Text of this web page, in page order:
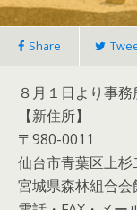
Share
８月１日より事務
【新住所】
〒980-0011
仙台市青葉区上
宮城県森林組合